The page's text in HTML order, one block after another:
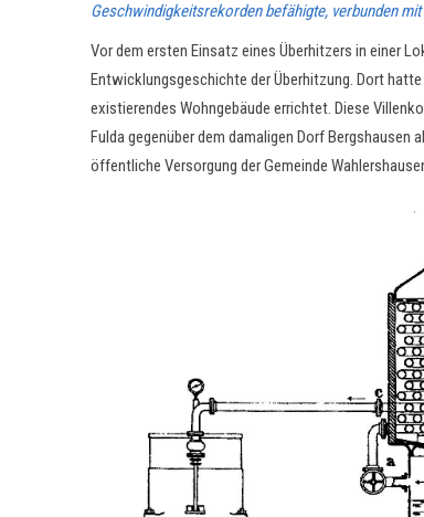
Geschwindigkeitsrekorden befähigte, verbunden
Vor dem ersten Einsatz eines Überhitzers in einer
Entwicklungsgeschichte der Überhitzung. Dort
existierendes Wohngebäude errichtet. Diese
Fulda gegenüber dem damaligen Dorf
öffentliche Versorgung der Gemeinde